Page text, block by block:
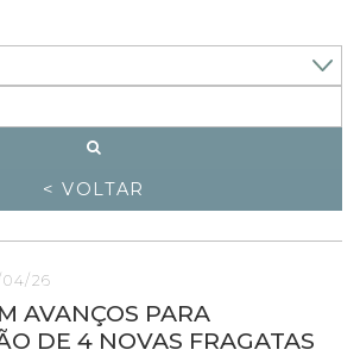
< VOLTAR
26
AVANÇOS PARA
DE 4 NOVAS FRAGATAS